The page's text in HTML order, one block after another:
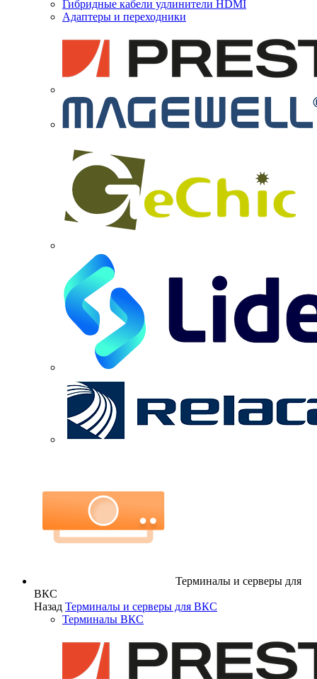
Гибридные кабели удлинители HDMI
Адаптеры и переходники
Терминалы и серверы для
ВКС
Назад Терминалы и серверы для ВКС
Терминалы ВКС